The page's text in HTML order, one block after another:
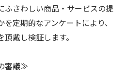
さわしい商品・サービスの提
定期的なアンケートにより、
戴し検証します。
審議≫